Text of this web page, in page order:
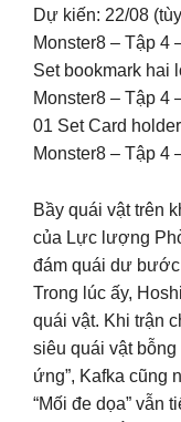
Dự kiến: 22/08
Monster8 – Tập 4
Set bookmark hai
Monster8 – Tập 4
01 Set Card
Monster8 – Tập 4
Bầy quái vật trên
của Lực lượng
đám quái dư
Trong lúc ấy,
quái vật. Khi trận
siêu quái vật
ứng”, Kafka cũng
“Mối đe dọa” vẫn